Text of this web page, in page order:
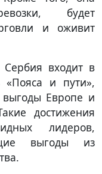
будет
и оживит
входит в
«Пояса и пути»,
Европе и
достижения
лидеров,
выгоды из